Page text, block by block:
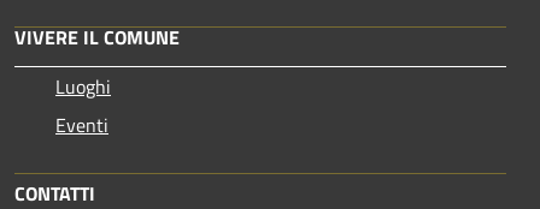
VIVERE IL COMUNE
Luoghi
Eventi
CONTATTI